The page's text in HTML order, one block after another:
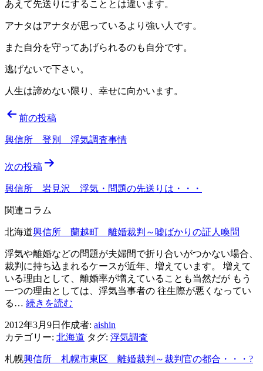
あえて先送りにすることとは違います。
アナタはアナタが思っているより強い人です。
また自分を守ってあげられるのも自分です。
逃げないで下さい。
人生は諦めない限り、幸せに向かいます。
投
稿
ビ
ゲ
ー
シ
ョ
ン
前の投稿
興信所 登別 浮気調査事情
次の投稿
興信所 岩見沢 浮気・問題の先送りは・・・
関連コラム
北海道興信所 蘭越町 離婚裁判～嘘ばかりの証人喚問
浮気や離婚などの問題が夫婦間で折り合いがつかない場合、
裁判に持ち込まれるケースが近年、増えています。 増えて
いる理由として、離婚率が増えていることも当然だが もう
一つの理由としては、浮気当事者の 往生際が悪くなってい
る… 続きを読む
所
蘭
越
町
2012年3月9日 作成者: aishin
カテゴリー: 北海道 タグ: 浮気調査
札幌興信所 札幌市東区 離婚裁判～裁判官の都合・・・?